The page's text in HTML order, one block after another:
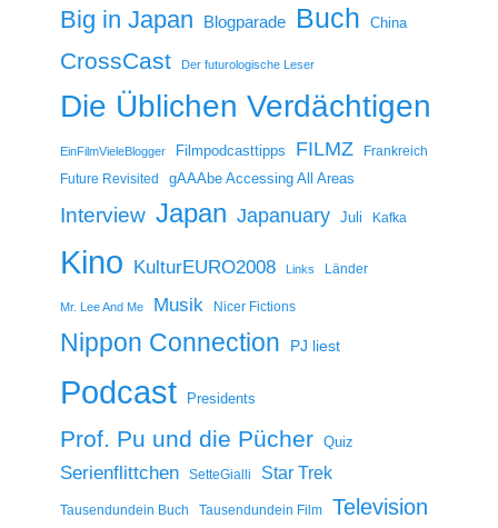
Big in Japan Blogparade Buch China
CrossCast Der futurologische Leser
Die Üblichen Verdächtigen
EinFilmVieleBlogger Filmpodcasttipps FILMZ
Frankreich
Future Revisited
gAAAbe Accessing All Areas
Interview Japan Japanuary Juli Kafka
Kino KulturEURO2008 Links Länder
Mr. Lee And Me Musik Nicer Fictions
Nippon Connection PJ liest
Podcast Presidents
Prof. Pu und die Pücher Quiz
Serienflittchen SetteGialli Star Trek
Tausendundein Buch Tausendundein Film Television